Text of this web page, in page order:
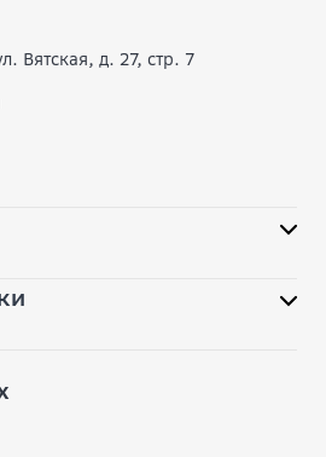
Вятская, д. 27, стр. 7